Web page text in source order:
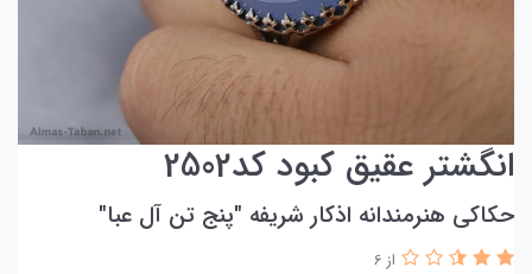
انگشتر عقیق کبود کد2502
حکاکی هنرمندانه اذکار شریفه ″پنج تن آل عبا″ ‌
از 6